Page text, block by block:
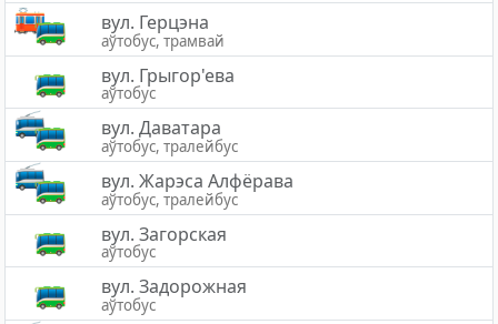
вул. Герцэна
аўтобус, трамвай
вул. Грыгор'ева
аўтобус
вул. Даватара
аўтобус, тралейбус
вул. Жарэса Алфёрава
аўтобус, тралейбус
вул. Загорская
аўтобус
вул. Задорожная
аўтобус